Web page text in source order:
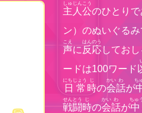
主人公
しゅじんこう
のひとり
ン）のぬいぐるみ
声
こえ
に 反応
はんのう
してお
ードは100ワード
日常
にちじょう
時
じ
の会
かい
話
わ
が
ち
戦闘
せんとう
時
じ
の会
かい
話
わ
が
ちゅ